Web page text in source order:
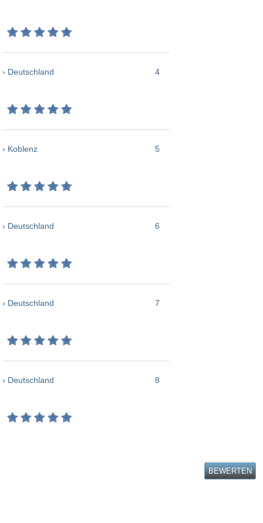
› Deutschland 4
› Koblenz 5
› Deutschland 6
› Deutschland 7
› Deutschland 8
BEWERTEN